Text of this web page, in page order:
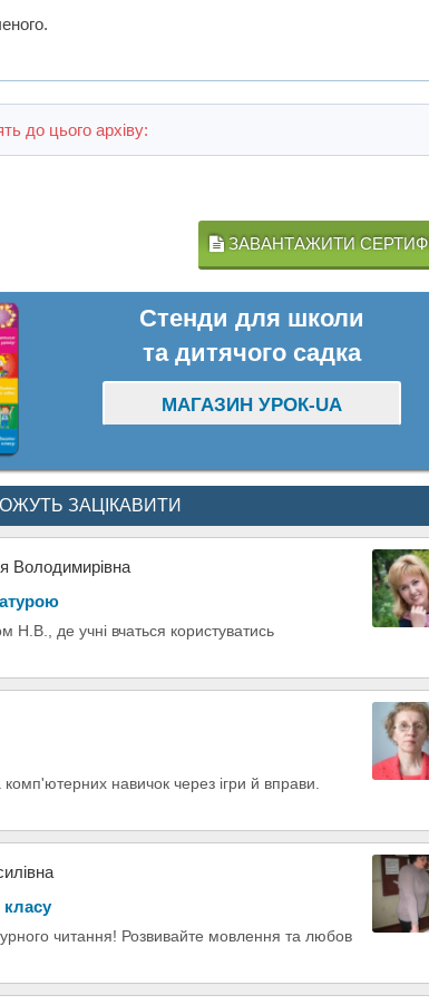
до цього архіву:
ЗАВАНТАЖИТИ
Стенди для школи
та дитячого садка
МАГАЗИН УРОК-UA
ЗАЦІКАВИТИ
Володимирівна
Н.В., де учні вчаться користуватись
навичок через ігри й вправи.
читання! Розвивайте мовлення та любов